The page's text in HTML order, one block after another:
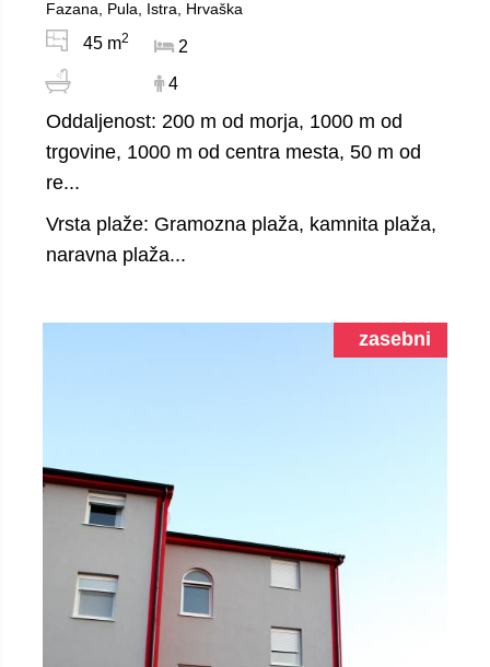
Fazana, Pula, Istra, Hrvaška
45 m2
2
4
Oddaljenost: 200 m od morja, 1000 m od
trgovine, 1000 m od centra mesta, 50 m od
re...
Vrsta plaže: Gramozna plaža, kamnita plaža,
naravna plaža...
zasebni